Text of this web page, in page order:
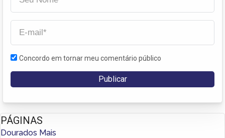
Concordo em tornar meu comentário público
PÁGINAS
Dourados Mais